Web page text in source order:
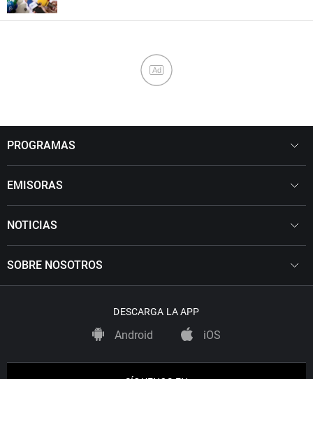
Ad
PROGRAMAS
EMISORAS
NOTICIAS
SOBRE NOSOTROS
DESCARGA LA APP
Android iOS
SÍGUENOS EN